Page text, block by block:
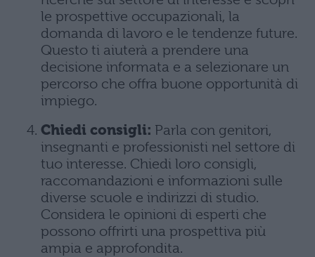
le prospettive occupazionali, la
domanda di lavoro e le tendenze future.
Questo ti aiuterà a prendere una
decisione informata e a selezionare un
percorso che offra buone opportunità di
impiego.
Chiedi consigli: Parla con genitori,
insegnanti e professionisti nel settore di
tuo interesse. Chiedi loro consigli,
raccomandazioni e informazioni sulle
diverse scuole e indirizzi di studio.
Considera le opinioni di esperti che
possono offrirti una prospettiva più
ampia e approfondita.